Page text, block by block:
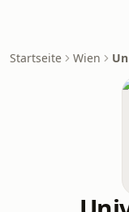
Startseite Wien